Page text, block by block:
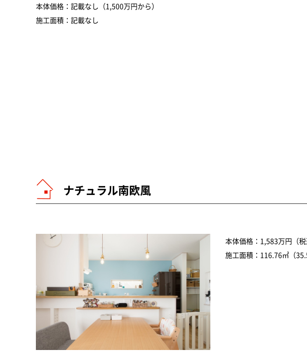
本体価格：記載なし（1,500万円から）
施工面積：記載なし
ナチュラル南欧風
本体価格：1,583万円（税
施工面積：116.76㎡（